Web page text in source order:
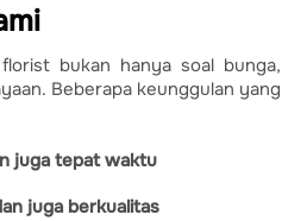
bukan hanya soal bunga,
Beberapa keunggulan yang
juga tepat waktu
juga berkualitas